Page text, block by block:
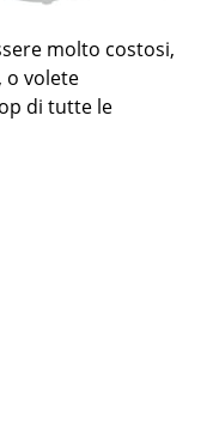
molto costosi,
o volete
di tutte le